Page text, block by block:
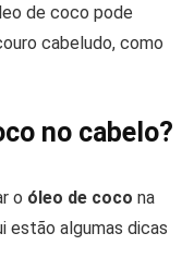
de coco pode
cabeludo, como
no cabelo?
o óleo de coco na
estão algumas dicas